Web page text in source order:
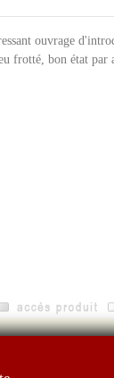
ouvrage
frotté, bon état par